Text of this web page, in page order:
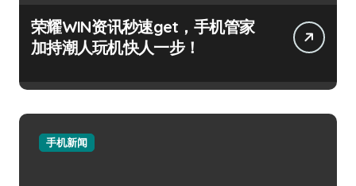
荣耀WIN资讯秒速get，手机管家
加持潮人玩机快人一步！
手机新闻